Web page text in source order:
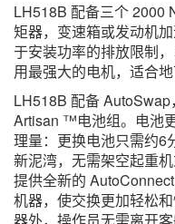
LH518B 配备三个 2000
矩器，变速箱或发动机
于安装功率的排放限制
用最强大的电机，适合
LH518B 配备
Artisan ™电池组。电池
理量：更换电池只需约6
新泥湾，无需架空起重
提供全新的
机器，使交换更加轻松